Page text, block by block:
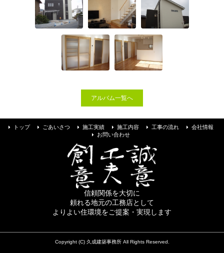
会社情報
アルバム一覧へ
トップ ごあいさつ 施工実績 施工内容 工事の流れ
会社情報
お問い合わせ
信頼関係を大切に
頼れる地元の工務店として
よりよい住環境をご提案・実現します
Copyright (C) 久成建築事務所 All Rights Reserved.